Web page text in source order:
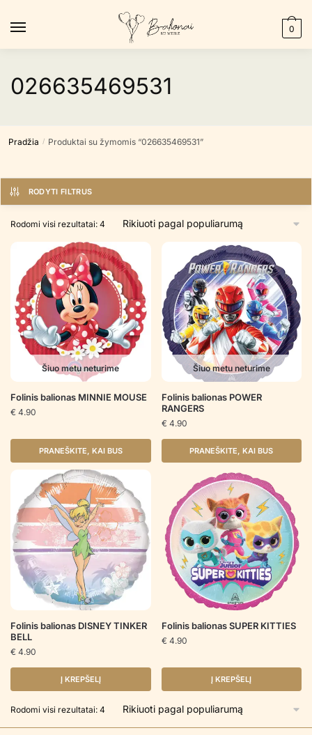
0
026635469531
Pradžia / Produktai su žymomis “026635469531”
RODYTI FILTRUS
Rodomi visi rezultatai: 4 Rūšiuojama
populiarumą
Šiuo metu neturime
Folinis balionas MINNIE MOUSE
€ 4.90
PRANEŠKITE, KAI BUS
Šiuo metu neturime
Folinis balionas POWER
RANGERS
€ 4.90
PRANEŠKITE, KAI BUS
Folinis balionas DISNEY TINKER
BELL
€ 4.90
Į KREPŠELĮ
Folinis balionas SUPER KITTIES
€ 4.90
Į KREPŠELĮ
Rodomi visi rezultatai: 4 Rūšiuojama